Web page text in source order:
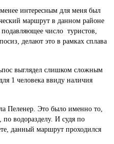
интересным для меня был
маршрут в данном районе
число туристов,
делают это в рамках сплава
выглядел слишком сложным
1 человека ввиду наличия
Пеленер. Это было именно то,
водоразделу. И судя по
данный маршрут проходился